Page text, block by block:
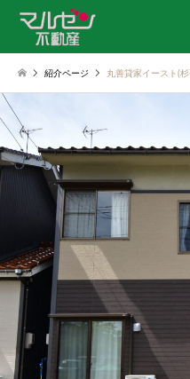
紹介ページ 丸善貸家イースト(